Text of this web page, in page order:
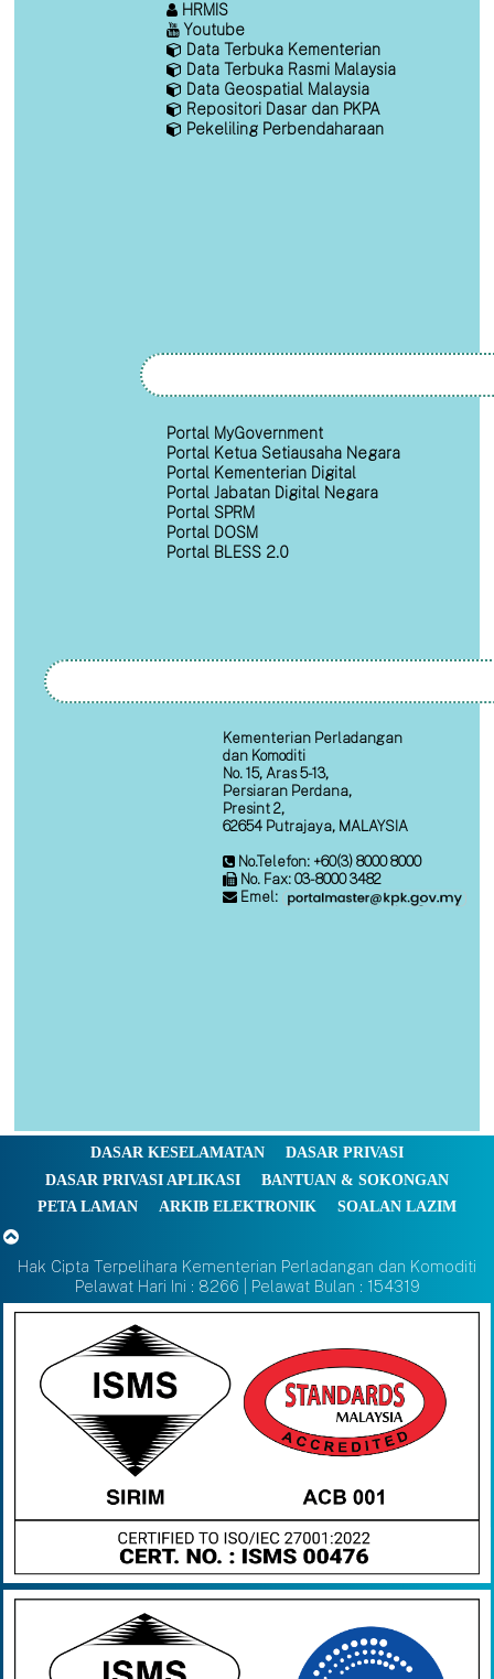
HRMIS
Youtube
Data Terbuka Kementerian
Data Terbuka Rasmi Malaysia
Data Geospatial Malaysia
Repositori Dasar dan PKPA
Pekeliling Perbendaharaan
Portal MyGovernment
Portal Ketua Setiausaha Negara
Portal Kementerian Digital
Portal Jabatan Digital Negara
Portal SPRM
Portal DOSM
Portal BLESS 2.0
Kementerian Perladangan
dan Komoditi
No. 15, Aras 5-13,
Persiaran Perdana,
Presint 2,
62654 Putrajaya, MALAYSIA
No.Telefon: +60(3) 8000 8000
No. Fax: 03-8000 3482
Emel:
DASAR KESELAMATAN
DASAR PRIVASI
DASAR PRIVASI APLIKASI
BANTUAN & SOKONGAN
PETA LAMAN
ARKIB ELEKTRONIK SOALAN LAZIM
Hak Cipta Terpelihara Kementerian Perladangan dan Komoditi
Pelawat Hari Ini : 8266 | Pelawat Bulan : 154319